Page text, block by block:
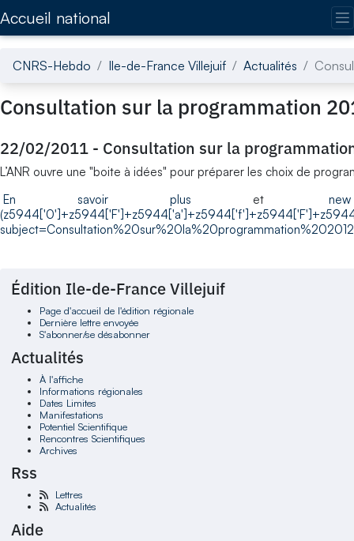
Accueil national
CNRS-Hebdo Ile-de-France Villejuif Actualités
Consultation sur la programmation
22/02/2011 - Consultation sur la
L’ANR ouvre une "boite à idées" pour préparer les choix de
En savoir plus et
Édition Ile-de-France Villejuif
Page d'accueil de l'édition régionale
Dernière lettre envoyée
S'abonner/se désabonner
Actualités
À l'affiche
Informations régionales
Dates Limites
Manifestations
Potentiel Scientifique
Rencontres Scientifiques
Archives
Rss
Lettres
Actualités
Aide